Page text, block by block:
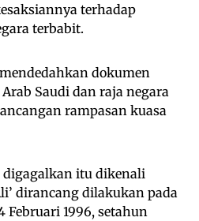
terhadap
terbabit.
dokumen
Saudi dan raja negara
rampasan kuasa
digagalkan itu dikenali
dirancang dilakukan pada
Februari 1996, setahun